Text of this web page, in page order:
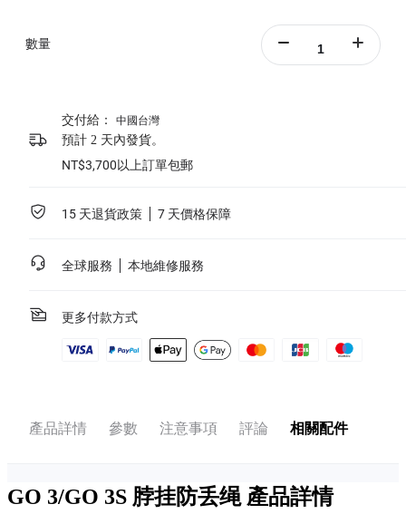
數量
交付給： 中國台灣
預計 2 天內發貨。
NT$3,700以上訂單包郵
15 天退貨政策 7 天價格保障
全球服務 本地維修服務
更多付款方式
產品詳情 參數 注意事項 評論 相關配件
GO 3/GO 3S 脖挂防丢绳 產品詳情